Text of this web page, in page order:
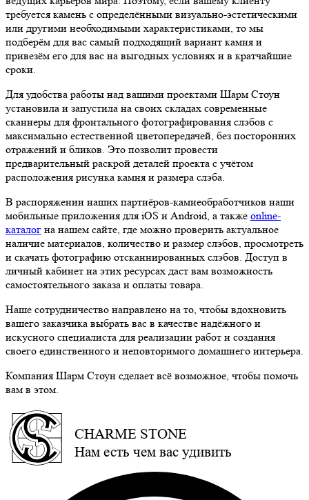
требуется камень с определёнными визуально-эстетическими
или другими необходимыми характеристиками, то мы
подберём для вас самый подходящий вариант камня и
привезём его для вас на выгодных условиях и в кратчайшие
сроки.
Для удобства работы над вашими проектами Шарм Стоун
установила и запустила на своих складах современные
сканнеры для фронтального фотографирования слэбов с
максимально естественной цветопередачей, без посторонних
отражений и бликов. Это позволит провести
предварительный раскрой деталей проекта с учётом
расположения рисунка камня и размера слэба.
В распоряжении наших партнёров-камнеобработчиков наши
мобильные приложения для iOS и Android, а также online-
каталог на нашем сайте, где можно проверить актуальное
наличие материалов, количество и размер слэбов, просмотреть
и скачать фотографию отсканнированных слэбов. Доступ в
личный кабинет на этих ресурсах даст вам возможность
самостоятельного заказа и оплаты товара.
Наше сотрудничество направлено на то, чтобы вдохновить
вашего заказчика выбрать вас в качестве надёжного и
искусного специалиста для реализации работ и создания
своего единственного и неповторимого домашнего интерьера.
Компания Шарм Стоун сделает всё возможное, чтобы помочь
вам в этом.
CHARME STONE
Нам есть чем вас удивить